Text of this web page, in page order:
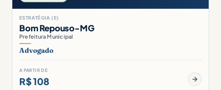
ESTRATÉGIA (E)
Bom Repouso-MG
Prefeitura Municipal
Advogado
A PARTIR DE
R$ 108